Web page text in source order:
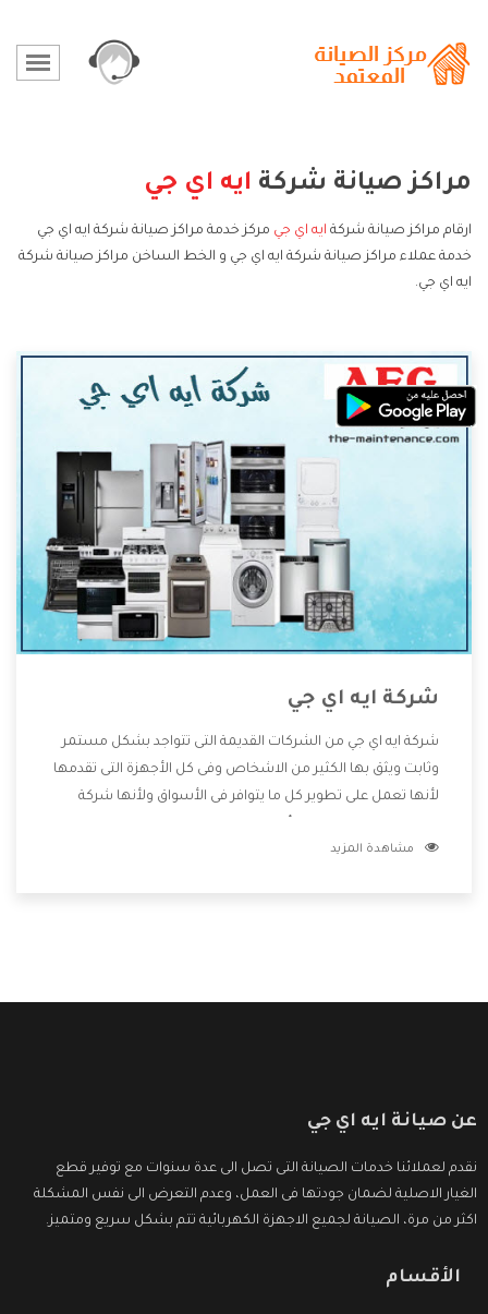
مراكز صيانة شركة ايه اي جي
ارقام مراكز صيانة شركة ايه اي جي مركز خدمة مراكز صيانة شركة ايه اي جي
خدمة عملاء مراكز صيانة شركة ايه اي جي و الخط الساخن مراكز صيانة شركة
ايه اي جي.
شركة ايه اي جي
شركة ايه اي جي من الشركات القديمة التى تتواجد بشكل مستمر
وثابت ويثق بها الكثير من الاشخاص وفى كل الأجهزة التى تقدمها
لأنها تعمل على تطوير كل ما يتوافر فى الأسواق ولأنها شركة
وتقدم للعملاء أقوى العروض والخصومات التى تسهل على
مشاهدة المزيد
عن صيانة ايه اي جي
نقدم لعملائنا خدمات الصيانة التى تصل الى عدة سنوات مع توفير قطع
الغيار الاصلية لضمان جودتها فى العمل، وعدم التعرض الى نفس المشكلة
اكثر من مرة، الصيانة لجميع الاجهزة الكهربائية تتم بشكل سريع ومتميز.
الأقسام